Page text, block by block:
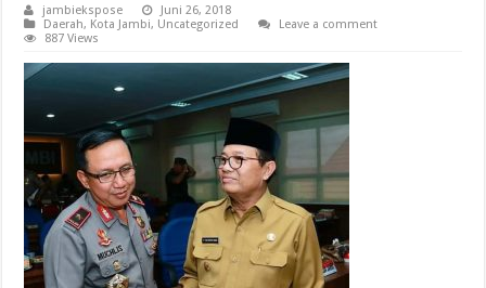
jambiekspose
Juni 26, 2018
Daerah, Kota Jambi, Uncategorized
Leave a comment
887 Views